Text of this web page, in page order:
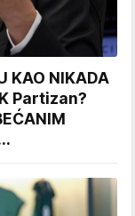
KAO NIKADA
Partizan?